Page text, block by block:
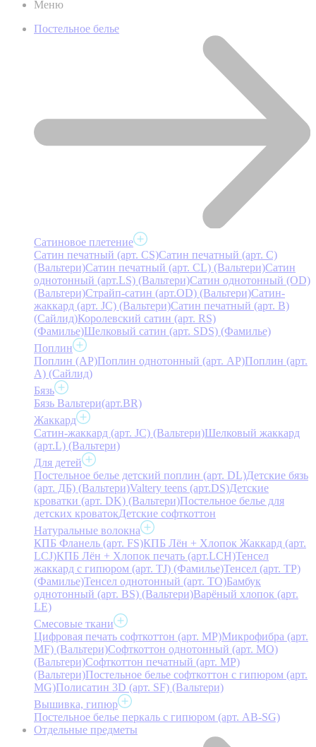
Меню
Постельное белье
Сатиновое плетение
Сатин печатный (арт. СS)Сатин печатный (арт. С)
(Вальтери)Сатин печатный (арт. СL) (Вальтери)Сатин
однотонный (арт.LS) (Вальтери)Сатин однотонный (OD)
(Вальтери)Страйп-сатин (арт.OD) (Вальтери)Сатин-
жаккард (арт. JC) (Вальтери)Сатин печатный (арт. В)
(Сайлид)Королевский сатин (арт. RS)
(Фамилье)Шелковый сатин (арт. SDS) (Фамилье)
Поплин
Поплин (AP)Поплин однотонный (арт. AP)Поплин (арт.
А) (Сайлид)
Бязь
Бязь Вальтери(арт.BR)
Жаккард
Сатин-жаккард (арт. JC) (Вальтери)Шелковый жаккард
(арт.L) (Вальтери)
Для детей
Постельное белье детский поплин (арт. DL)Детские бязь
(арт. ДБ) (Вальтери)Valtery teens (арт.DS)Детские
кроватки (арт. DK) (Вальтери)Постельное белье для
детских кроватокДетские софткоттон
Натуральные волокна
КПБ Фланель (арт. FS)КПБ Лён + Хлопок Жаккард (арт.
LCJ)КПБ Лён + Хлопок печать (арт.LCH)Тенсел
жаккард с гипюром (арт. TJ) (Фамилье)Тенсел (арт. ТР)
(Фамилье)Тенсел однотонный (арт. TO)Бамбук
однотонный (арт. BS) (Вальтери)Варёный хлопок (арт.
LE)
Смесовые ткани
Цифровая печать софткоттон (арт. MP)Микрофибра (арт.
MF) (Вальтери)Софткоттон однотонный (арт. MO)
(Вальтери)Софткоттон печатный (арт. MР)
(Вальтери)Постельное белье софткоттон с гипюром (арт.
MG)Полисатин 3D (арт. SF) (Вальтери)
Вышивка, гипюр
Постельное белье перкаль с гипюром (арт. AB-SG)
Отдельные предметы